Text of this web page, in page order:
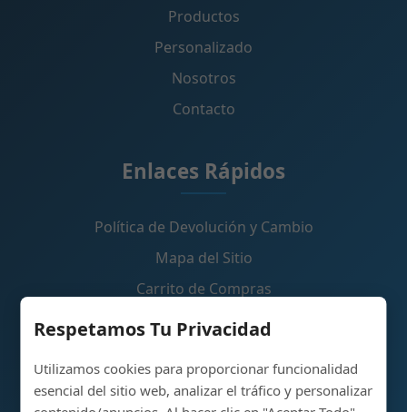
Respetamos Tu Privacidad
Utilizamos cookies para proporcionar funcionalidad
esencial del sitio web, analizar el tráfico y personalizar
Productos
Personalizado
Nosotros
Contacto
Enlaces Rápidos
Política de Devolución y Cambio
Mapa del Sitio
Carrito de Compras
Parque Industrial de Producción de Botellas de